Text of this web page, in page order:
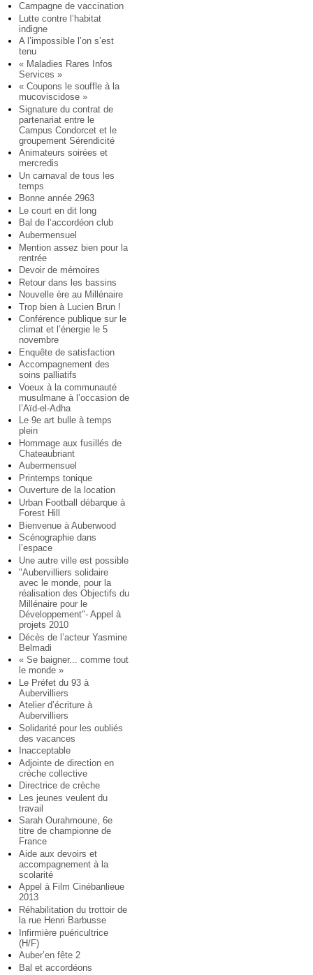
Campagne de vaccination
Lutte contre l’habitat
indigne
A l’impossible l’on s’est
tenu
« Maladies Rares Infos
Services »
« Coupons le souffle à la
mucoviscidose »
Signature du contrat de
partenariat entre le
Campus Condorcet et le
groupement Sérendicité
Animateurs soirées et
mercredis
Un carnaval de tous les
temps
Bonne année 2963
Le court en dit long
Bal de l’accordéon club
Aubermensuel
Mention assez bien pour la
rentrée
Devoir de mémoires
Retour dans les bassins
Nouvelle ère au Millénaire
Trop bien à Lucien Brun !
Conférence publique sur le
climat et l’énergie le 5
novembre
Enquête de satisfaction
Accompagnement des
soins palliatifs
Voeux à la communauté
musulmane à l’occasion de
l’Aïd-el-Adha
Le 9e art bulle à temps
plein
Hommage aux fusillés de
Chateaubriant
Aubermensuel
Printemps tonique
Ouverture de la location
Urban Football débarque à
Forest Hill
Bienvenue à Auberwood
Scénographie dans
l’espace
Une autre ville est possible
"Aubervilliers solidaire
avec le monde, pour la
réalisation des Objectifs du
Millénaire pour le
Développement"- Appel à
projets 2010
Décès de l’acteur Yasmine
Belmadi
« Se baigner... comme tout
le monde »
Le Préfet du 93 à
Aubervilliers
Atelier d’écriture à
Aubervilliers
Solidarité pour les oubliés
des vacances
Inacceptable
Adjointe de direction en
crèche collective
Directrice de crèche
Les jeunes veulent du
travail
Sarah Ourahmoune, 6e
titre de championne de
France
Aide aux devoirs et
accompagnement à la
scolarité
Appel à Film Cinébanlieue
2013
Réhabilitation du trottoir de
la rue Henri Barbusse
Infirmière puéricultrice
(H/F)
Auber’en fête 2
Bal et accordéons